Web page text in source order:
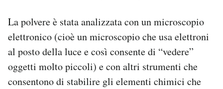
La polvere è stata analizzata con un microscopio
elettronico (cioè un microscopio che usa elettroni
al posto della luce e così consente di “vedere”
oggetti molto piccoli) e con altri strumenti che
consentono di stabilire gli elementi chimici che